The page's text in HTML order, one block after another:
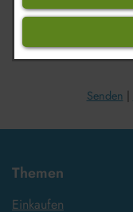
Senden
Themen
Einkaufen